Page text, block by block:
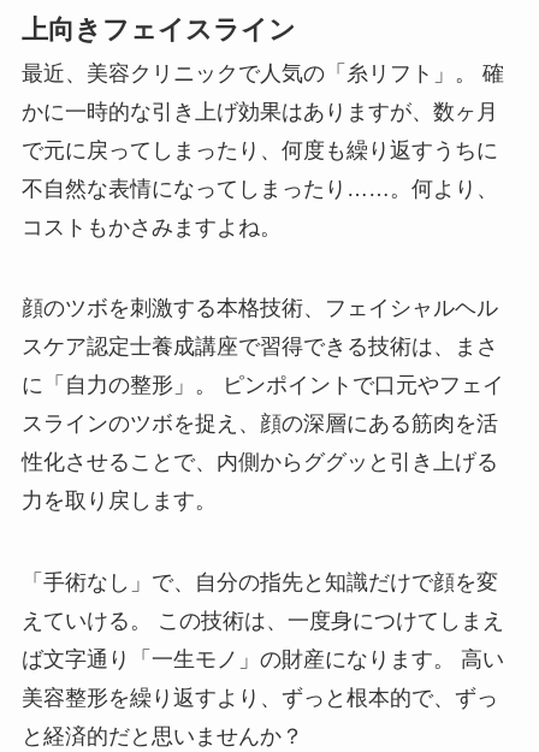
上向きフェイスライン
最近、美容クリニックで人気の「糸リフト」。 確
かに一時的な引き上げ効果はありますが、数ヶ月
で元に戻ってしまったり、何度も繰り返すうちに
不自然な表情になってしまったり……。何より、
コストもかさみますよね。
顔のツボを刺激する本格技術、フェイシャルヘル
スケア認定士養成講座で習得できる技術は、まさ
に「自力の整形」。 ピンポイントで口元やフェイ
スラインのツボを捉え、顔の深層にある筋肉を活
性化させることで、内側からググッと引き上げる
力を取り戻します。
「手術なし」で、自分の指先と知識だけで顔を変
えていける。 この技術は、一度身につけてしまえ
ば文字通り「一生モノ」の財産になります。 高い
美容整形を繰り返すより、ずっと根本的で、ずっ
と経済的だと思いませんか？